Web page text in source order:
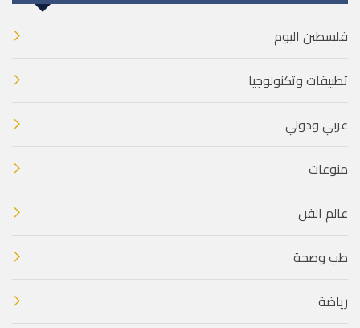
فلسطين اليوم
تطبيقات وتكنولوجيا
عربي ودولي
منوعات
عالم الفن
طب وصحة
رياضة